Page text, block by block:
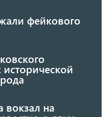
фейкового
исторической
вокзал на